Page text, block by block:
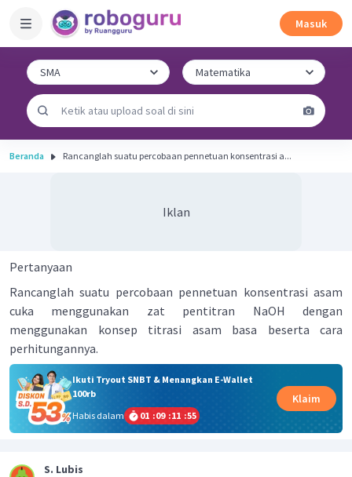
Masuk
Beranda Rancanglah suatu percobaan pennetuan konsentrasi a...
Iklan
Pertanyaan
Rancanglah suatu percobaan pennetuan konsentrasi asam
cuka menggunakan zat pentitran NaOH dengan
menggunakan konsep titrasi asam basa beserta cara
perhitungannya.
Ikuti Tryout SNBT & Menangkan E-Wallet
100rb
Habis dalam
01 :09 :11 :55
Klaim
S. Lubis